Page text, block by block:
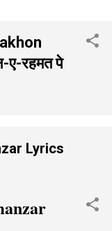
ए-रहमत पे
Lyrics